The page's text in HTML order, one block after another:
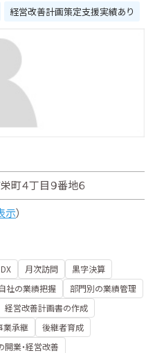
経営改善計画策定支援実績あり
町４丁目９番地６
示）
月次訪問
黒字決算
社の業績把握
部門別の業績管理
経営改善計画書の作成
業承継
後継者育成
開業・経営改善